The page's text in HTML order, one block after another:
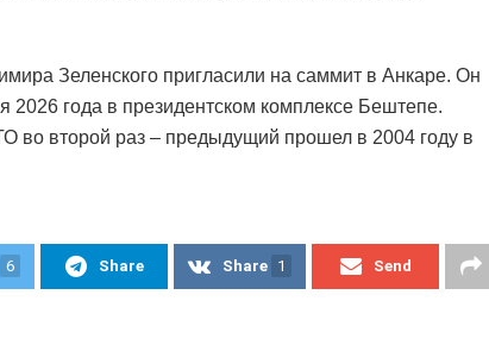
Зеленского пригласили на саммит в Анкаре. Он
2026 года в президентском комплексе Бештепе.
во второй раз – предыдущий прошел в 2004 году в
6 Share Share 1 Send